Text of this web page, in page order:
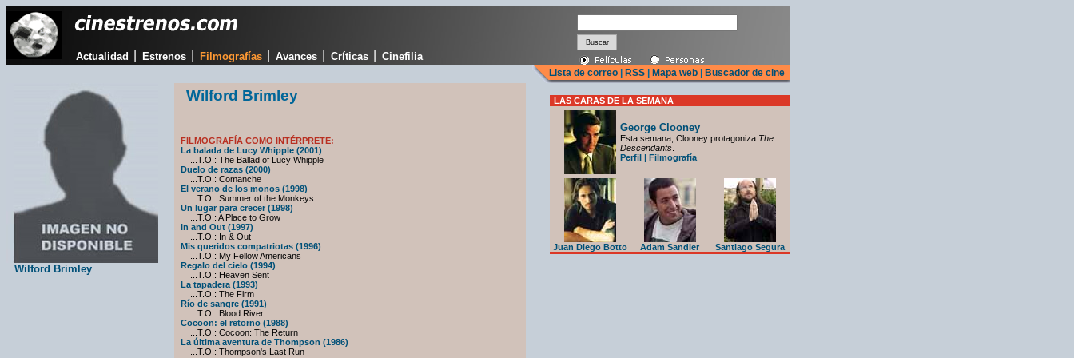
Actualidad Estrenos Filmografías Avances Críticas Cinefilia
Lista de correo RSS Mapa web Buscador de cine
Wilford Brimley
Wilford Brimley
FILMOGRAFÍA COMO INTÉRPRETE:
La balada de Lucy Whipple (2001)
...T.O.: The Ballad of Lucy Whipple
Duelo de razas (2000)
...T.O.: Comanche
El verano de los monos (1998)
...T.O.: Summer of the Monkeys
Un lugar para crecer (1998)
...T.O.: A Place to Grow
In and Out (1997)
...T.O.: In & Out
Mis queridos compatriotas (1996)
...T.O.: My Fellow Americans
Regalo del cielo (1994)
...T.O.: Heaven Sent
La tapadera (1993)
...T.O.: The Firm
Río de sangre (1991)
...T.O.: Blood River
Cocoon: el retorno (1988)
...T.O.: Cocoon: The Return
La última aventura de Thompson (1986)
...T.O.: Thompson's Last Run
LAS CARAS DE LA SEMANA
George Clooney
Esta semana, Clooney protagoniza The
Descendants
Perfil | Filmografía
Juan Diego Botto Adam Sandler Santiago Segura